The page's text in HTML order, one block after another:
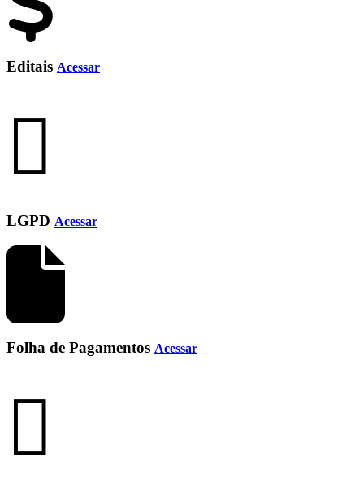
Editais Acessar
LGPD Acessar
Folha de Pagamentos Acessar